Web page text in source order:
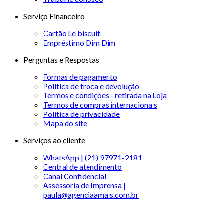
Serviço Financeiro
Cartão Le biscuit
Empréstimo Dim Dim
Perguntas e Respostas
Formas de pagamento
Política de troca e devolução
Termos e condições - retirada na Loja
Termos de compras internacionais
Politica de privacidade
Mapa do site
Serviços ao cliente
WhatsApp | (21) 97971-2181
Central de atendimento
Canal Confidencial
Assessoria de Imprensa |
paula@agenciaamais.com.br